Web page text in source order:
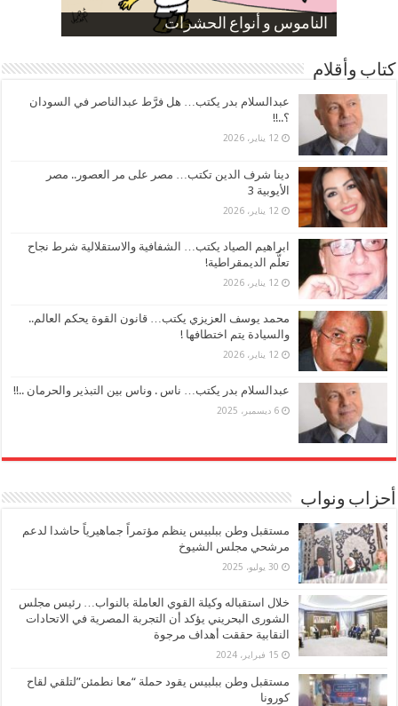
الناموس و أنواع الحشرات
الموظفين بعد ارتفاع الأسعار
ارتفاع نسبة الطلاق في مصر
صورة كاركاتيرية
صورة كاركاتيرية
كتاب وأقلام
عبدالسلام بدر يكتب… هل فرَّط عبدالناصر في السودان
؟..!!
12 يناير، 2026
دينا شرف الدين تكتب… مصر على مر العصور.. مصر
الأيوبية 3
12 يناير، 2026
ابراهيم الصياد يكتب… الشفافية والاستقلالية شرط نجاح
تعلُّم الديمقراطية!
12 يناير، 2026
محمد يوسف العزيزي يكتب… قانون القوة يحكم العالم..
والسيادة يتم اختطافها !
12 يناير، 2026
عبدالسلام بدر يكتب… ناس . وناس بين التبذير والحرمان ..!!
6 ديسمبر، 2025
أحزاب ونواب
مستقبل وطن ببلبيس ينظم مؤتمراً جماهيرياً حاشدا لدعم
مرشحي مجلس الشيوخ
30 يوليو، 2025
خلال استقباله وكيلة القوي العاملة بالنواب… رئيس مجلس
الشورى البحريني يؤكد أن التجربة المصرية في الاتحادات
النقابية حققت أهداف مرجوة
15 فبراير، 2024
مستقبل وطن ببلبيس يقود حملة “معا نطمئن”لتلقي لقاح
كورونا